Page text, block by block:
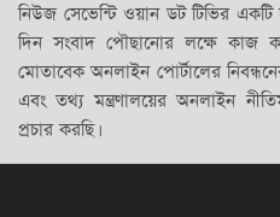
নিউজ সেভেন্টি ওয়ান ডট টিভির
দিন সংবাদ পৌছানোর লক্ষে কাজ করে
মোতাবেক অনলাইন পোর্টালের
এবং তথ্য মন্ত্রণালয়ের অনলাইন
প্রচার করছি।